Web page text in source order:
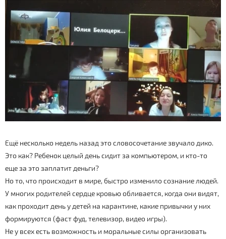
Ещё несколько недель назад это словосочетание звучало дико.
Это как? Ребенок целый день сидит за компьютером, и кто-то
еще за это заплатит деньги?
Но то, что происходит в мире, быстро изменило сознание людей.
У многих родителей сердце кровью обливается, когда они видят,
как проходит день у детей на карантине, какие привычки у них
формируются (фаст фуд, телевизор, видео игры).
Не у всех есть возможность и моральные силы организовать